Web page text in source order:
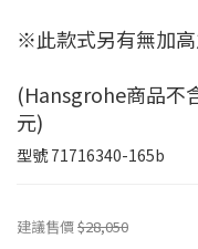
※此款式另有無加
(Hansgrohe商品不
元)
型號71716340-165b
建議售價$28,050